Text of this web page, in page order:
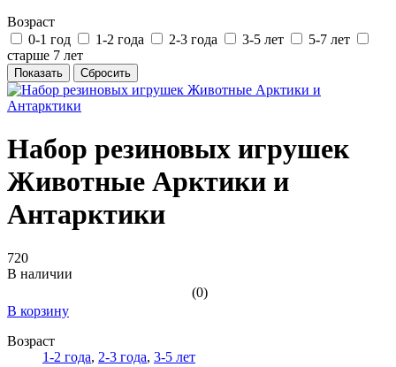
Возраст
0-1 год
1-2 года 2-3 года 3-5 лет
5-7 лет
старше 7 лет
Набор резиновых игрушек
Животные Арктики и
Антарктики
720
В наличии
(0)
В корзину
Возраст
1-2 года, 2-3 года, 3-5 лет